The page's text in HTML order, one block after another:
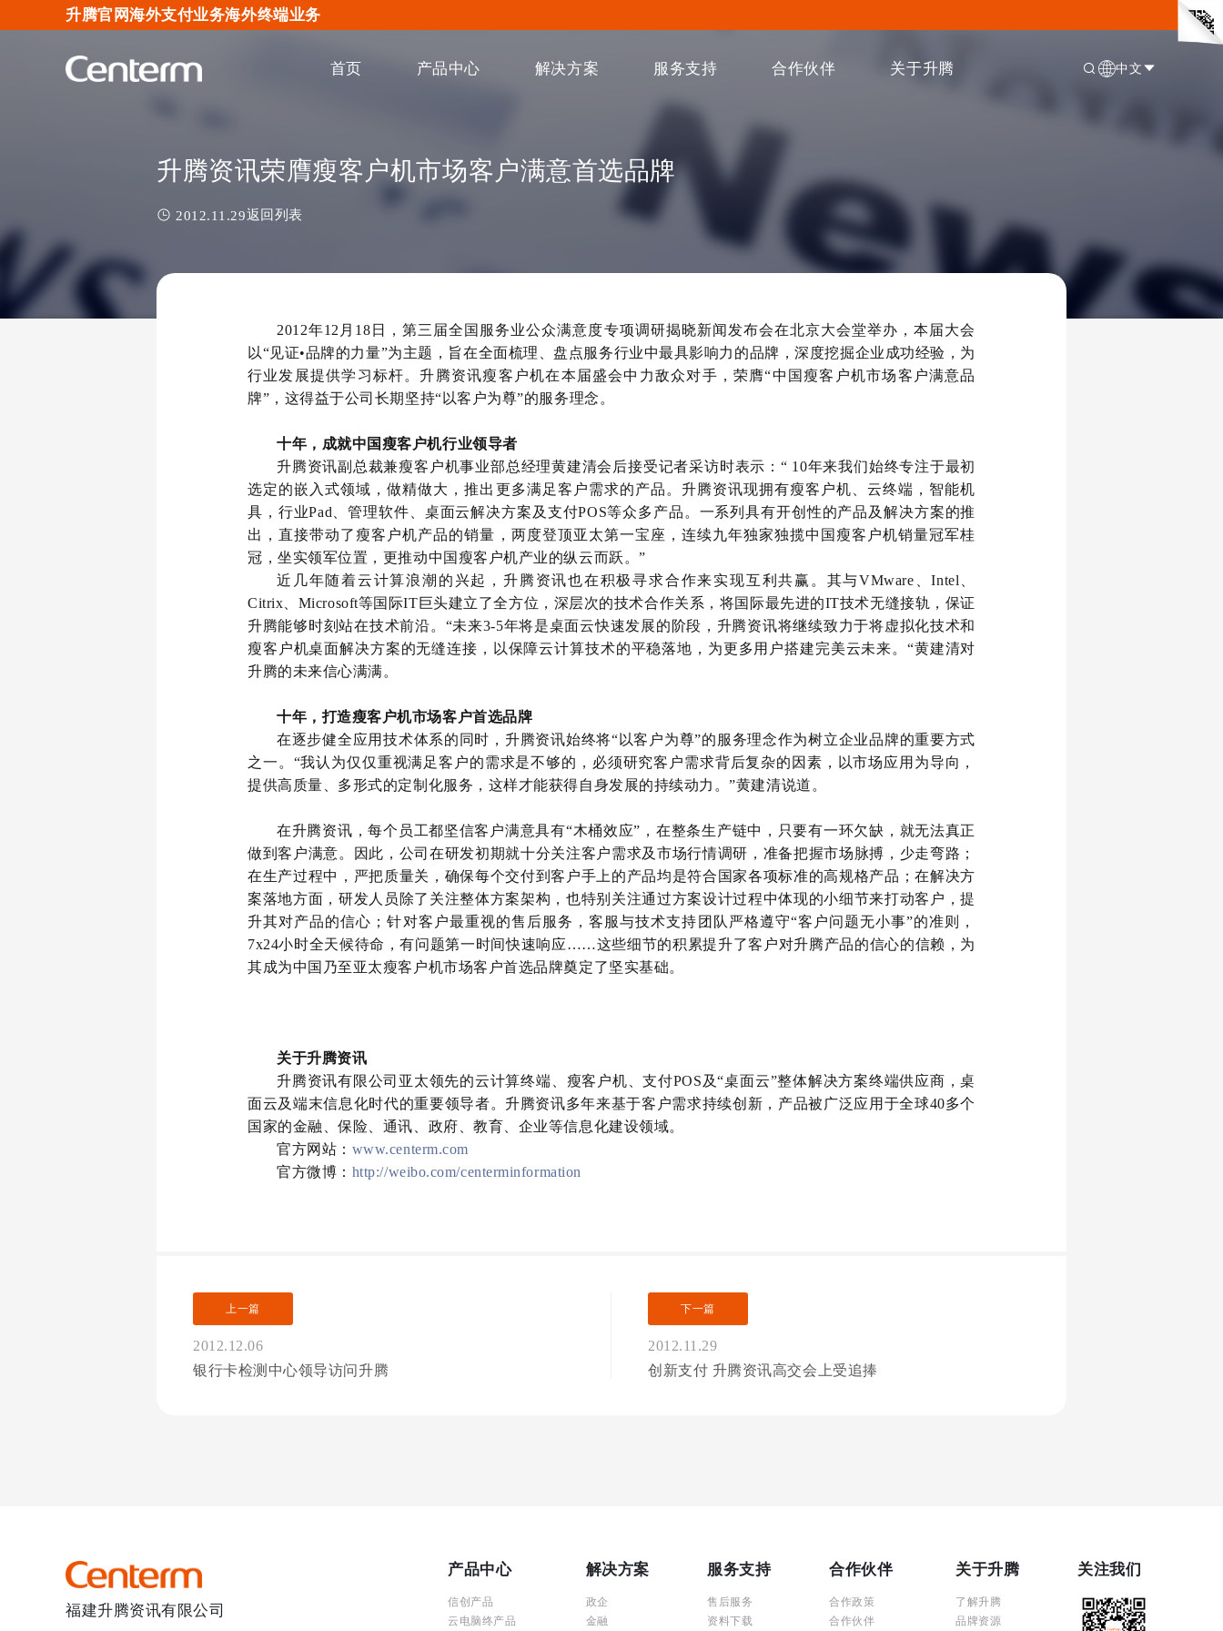
升腾官网海外支付业务海外终端业务
首页 产品中心 解决方案 服务支持 合作伙伴 关于升腾 中文
升腾资讯荣膺瘦客户机市场客户满意首选品牌
2012.11.29返回列表
2012年12月18日，第三届全国服务业公众满意度专项调研揭晓新闻发布会在北京大会堂举办，本届大会
以“见证•品牌的力量”为主题，旨在全面梳理、盘点服务行业中最具影响力的品牌，深度挖掘企业成功经验，为
行业发展提供学习标杆。升腾资讯瘦客户机在本届盛会中力敌众对手，荣膺“中国瘦客户机市场客户满意品
牌”，这得益于公司长期坚持“以客户为尊”的服务理念。
十年，成就中国瘦客户机行业领导者
升腾资讯副总裁兼瘦客户机事业部总经理黄建清会后接受记者采访时表示：“ 10年来我们始终专注于最初
选定的嵌入式领域，做精做大，推出更多满足客户需求的产品。升腾资讯现拥有瘦客户机、云终端，智能机
具，行业Pad、管理软件、桌面云解决方案及支付POS等众多产品。一系列具有开创性的产品及解决方案的推
出，直接带动了瘦客户机产品的销量，两度登顶亚太第一宝座，连续九年独家独揽中国瘦客户机销量冠军桂
冠，坐实领军位置，更推动中国瘦客户机产业的纵云而跃。”
近几年随着云计算浪潮的兴起，升腾资讯也在积极寻求合作来实现互利共赢。其与VMware、Intel、
Citrix、Microsoft等国际IT巨头建立了全方位，深层次的技术合作关系，将国际最先进的IT技术无缝接轨，保证
升腾能够时刻站在技术前沿。“未来3-5年将是桌面云快速发展的阶段，升腾资讯将继续致力于将虚拟化技术和
瘦客户机桌面解决方案的无缝连接，以保障云计算技术的平稳落地，为更多用户搭建完美云未来。“黄建清对
升腾的未来信心满满。
十年，打造瘦客户机市场客户首选品牌
在逐步健全应用技术体系的同时，升腾资讯始终将“以客户为尊”的服务理念作为树立企业品牌的重要方式
之一。“我认为仅仅重视满足客户的需求是不够的，必须研究客户需求背后复杂的因素，以市场应用为导向，
提供高质量、多形式的定制化服务，这样才能获得自身发展的持续动力。”黄建清说道。
在升腾资讯，每个员工都坚信客户满意具有“木桶效应”，在整条生产链中，只要有一环欠缺，就无法真正
做到客户满意。因此，公司在研发初期就十分关注客户需求及市场行情调研，准备把握市场脉搏，少走弯路；
在生产过程中，严把质量关，确保每个交付到客户手上的产品均是符合国家各项标准的高规格产品；在解决方
案落地方面，研发人员除了关注整体方案架构，也特别关注通过方案设计过程中体现的小细节来打动客户，提
升其对产品的信心；针对客户最重视的售后服务，客服与技术支持团队严格遵守“客户问题无小事”的准则，
7x24小时全天候待命，有问题第一时间快速响应……这些细节的积累提升了客户对升腾产品的信心的信赖，为
其成为中国乃至亚太瘦客户机市场客户首选品牌奠定了坚实基础。
关于升腾资讯
升腾资讯有限公司亚太领先的云计算终端、瘦客户机、支付POS及“桌面云”整体解决方案终端供应商，桌
面云及端末信息化时代的重要领导者。升腾资讯多年来基于客户需求持续创新，产品被广泛应用于全球40多个
国家的金融、保险、通讯、政府、教育、企业等信息化建设领域。
官方网站： www.centerm.com
官方微博： http://weibo.com/centerminformation
上一篇
2012.12.06
银行卡检测中心领导访问升腾
下一篇
2012.11.29
创新支付 升腾资讯高交会上受追捧
福建升腾资讯有限公司
产品中心
信创产品
云电脑终产品
解决方案
政企
金融
服务支持
售后服务
资料下载
合作伙伴
合作政策
合作伙伴
关于升腾
了解升腾
品牌资源
关注我们